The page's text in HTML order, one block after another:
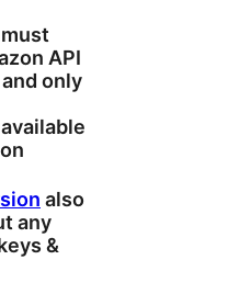
API
only
also
any
&